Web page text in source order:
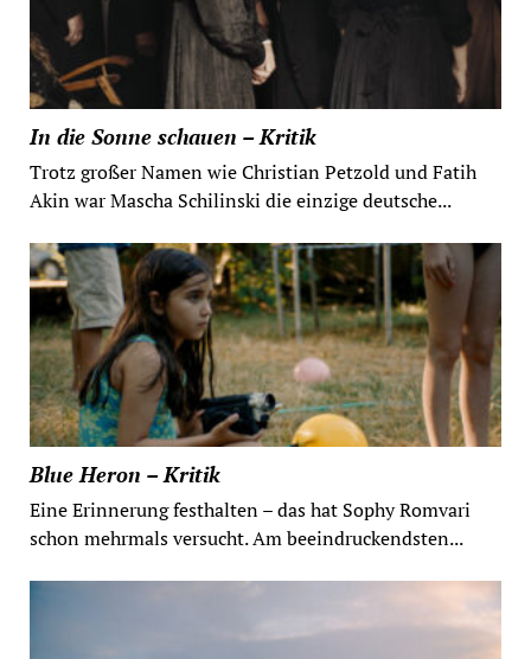
In die Sonne schauen – Kritik
Trotz großer Namen wie Christian Petzold und Fatih
Akin war Mascha Schilinski die einzige deutsche...
Blue Heron – Kritik
Eine Erinnerung festhalten – das hat Sophy Romvari
schon mehrmals versucht. Am beeindruckendsten...